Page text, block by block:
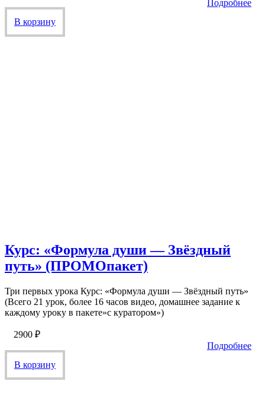
Подробнее
В корзину
Курс: «Формула души — Звёздный
путь» (ПРОМОпакет)
Три первых урока Курс: «Формула души — Звёздный путь»
(Всего 21 урок, более 16 часов видео, домашнее задание к
каждому уроку в пакете»с куратором»)
2900 ₽
Подробнее
В корзину